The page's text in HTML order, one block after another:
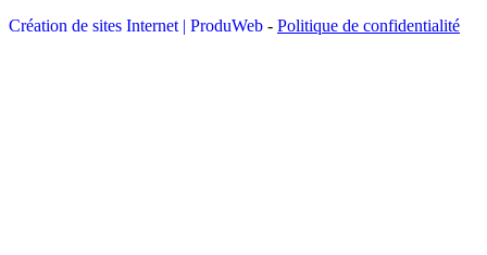
Création de sites Internet | ProduWeb - Politique de confidentialité